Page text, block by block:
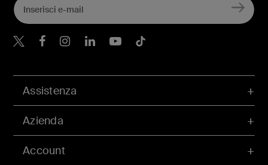
Account
Assistenza
Azienda
Belkin Twitter
Belkin Facebook
Belkin Instagram
Belkin LinkedIn
Belkin Youtube
Belkin TikTok